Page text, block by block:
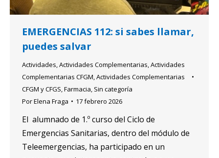
EMERGENCIAS 112: si sabes llamar,
puedes salvar
Actividades,Actividades Complementarias,Actividades
Complementarias CFGM,Actividades Complementarias
CFGM y CFGS,Farmacia, Sin categoría
PorElena Fraga 17 febrero 2026
El alumnado de 1.º curso del Ciclo de
Emergencias Sanitarias, dentro del módulo de
Teleemergencias, ha participado en un